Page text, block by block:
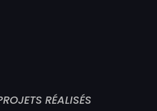
RÉALISÉS